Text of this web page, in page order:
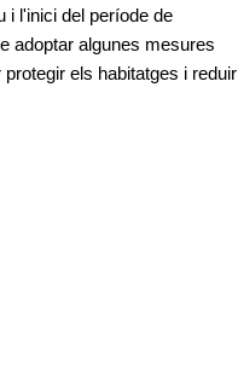
i l'inici del període de
adoptar algunes mesures
els habitatges i reduir